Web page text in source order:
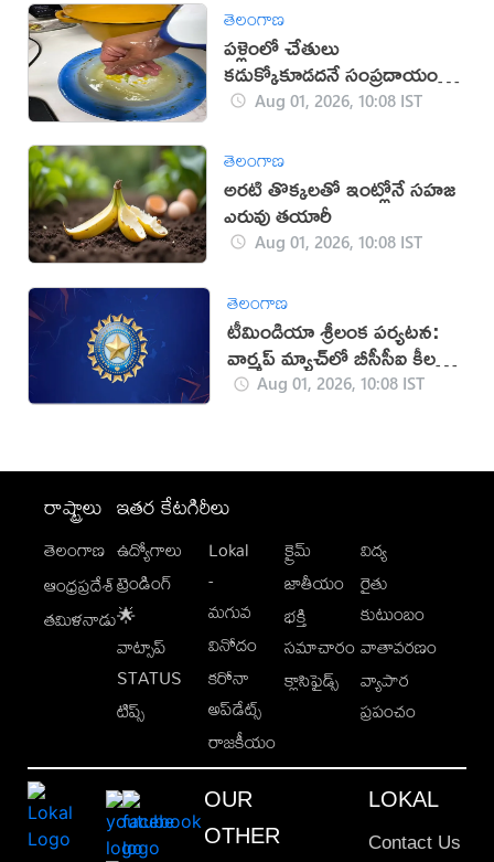
తెలంగాణ
పళ్లెంలో చేతులు
కడుక్కోకూడదనే సంప్రదాయం
వెనుక రహస్యం ఇదే!
Aug 01, 2026, 10:08 IST
తెలంగాణ
అరటి తొక్కలతో ఇంట్లోనే సహజ
ఎరువు తయారీ
Aug 01, 2026, 10:08 IST
తెలంగాణ
టీమిండియా శ్రీలంక పర్యటన:
వార్మప్ మ్యాచ్‌లో బీసీసీఐ కీలక
మార్పుAug 01, 2026, 10:08 IST
రాష్ట్రాలు
తెలంగాణ
ఆంధ్రప్రదేశ్
తమిళనాడు
ఇతర కేటగిరీలు
ఉద్యోగాలు
ట్రెండింగ్
🌟
వాట్సాప్
STATUS
టిప్స్
Lokal
-
మగువ
వినోదం
కరోనా
అప్‌డేట్స్
రాజకీయం
క్రైమ్
జాతీయం
భక్తి
సమాచారం
క్లాసిఫైడ్స్
విద్య
రైతు
కుటుంబం
వాతావరణం
వ్యాపార
ప్రపంచం
OUR
OTHER
LOKAL
Contact Us